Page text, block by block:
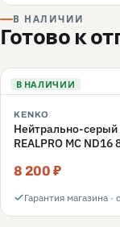
В НАЛИЧИИ
Готово к
В НАЛИЧИИ
KENKO
Нейтрально-серый
REALPRO MC ND16
8 200 ₽
Гарантия магазина ·